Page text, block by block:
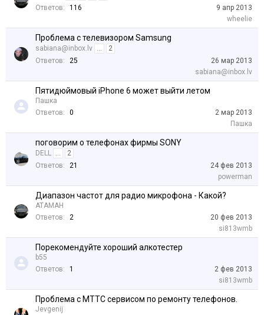
Ответов:
116
9 апр 2013
wheelie
Проблема с телевизором Samsung
sabiana@inbox.lv ...
2
Ответов:
25
26 мар 2013
sabiana@inbox.lv
Пятидюймовый iPhone 6 может выйти летом
Пашка
Ответов:
0
2 мар 2013
Пашка
поговорим о телефонах фирмы SONY
DELL ...
2
Ответов:
21
24 фев 2013
powerman
Диапазон частот для радио микрофона - Какой?
АТАМАН
Ответов:
2
20 фев 2013
si813wmb
Порекомендуйте хороший алкотестер
b55
Ответов:
1
2 фев 2013
si813wmb
Проблема с MTTC сервисом по ремонту телефонов.
Jevgenij